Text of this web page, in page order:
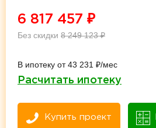
6 817 457 ₽
Без скидки 8 249 123₽
В ипотеку от 43 231 ₽/мес
Расчитать ипотеку
Купить проект